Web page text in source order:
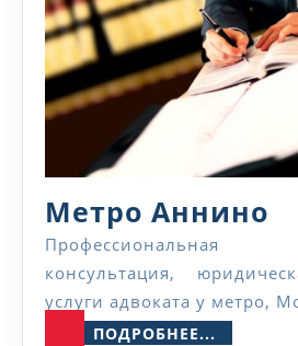
Метро Аннино
Профессиональная юридическая
консультация,
услуги адвоката у метро,
ПОДРОБНЕЕ...